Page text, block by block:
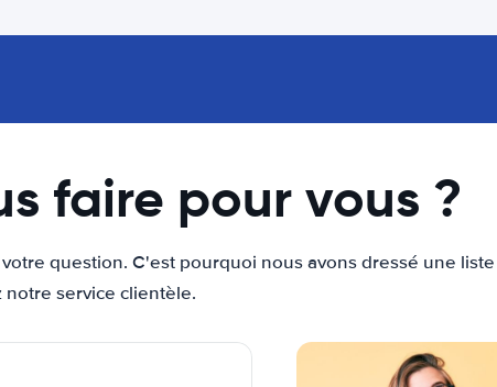
faire pour vous ?
question. C'est pourquoi nous avons dressé une
notre service clientèle.